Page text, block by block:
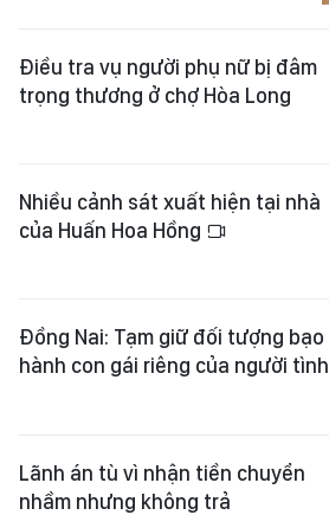
Điều tra vụ người phụ nữ bị đâm
trọng thương ở chợ Hòa Long
Nhiều cảnh sát xuất hiện tại nhà
của Huấn Hoa Hồng
Đồng Nai: Tạm giữ đối tượng bạo
hành con gái riêng của người tình
Lãnh án tù vì nhận tiền chuyển
nhầm nhưng không trả